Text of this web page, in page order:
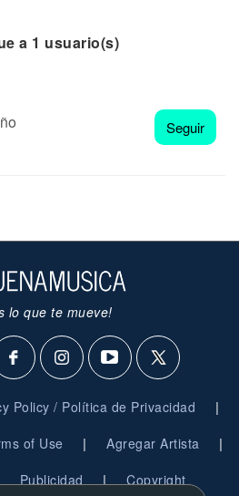
a 1 usuario(s)
Seguir
lo que te mueve!
Policy / Política de Privacidad |
of Use | Agregar Artista |
Publicidad | Copyright